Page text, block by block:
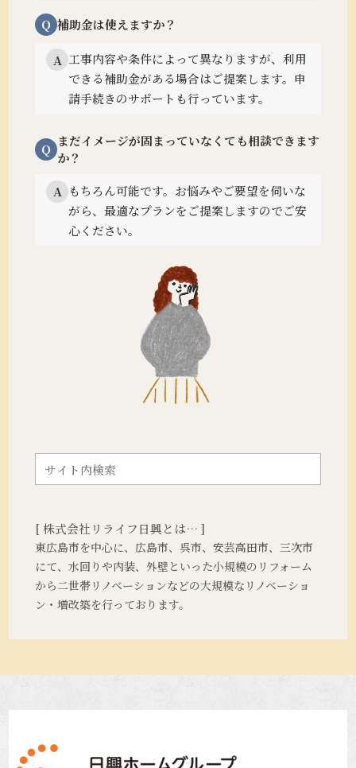
Q 補助金は使えますか？
A 工事内容や条件によって異なりますが、利用
できる補助金がある場合はご提案します。 申
請手続きのサポートも行っています。
Q
まだイメージが固まっていなくても相談できます
か？
A もちろん可能です。 お悩みやご要望を伺いな
がら、最適なプランをご提案しますのでご安
心ください。
[ 株式会社リライフ日興とは… ]
東広島市を中心に、広島市、呉市、安芸高田市、三次市
にて、水回りや内装、外壁といった小規模のリフォーム
から二世帯リノベーションなどの大規模なリノベーショ
ン・増改築を行っております。